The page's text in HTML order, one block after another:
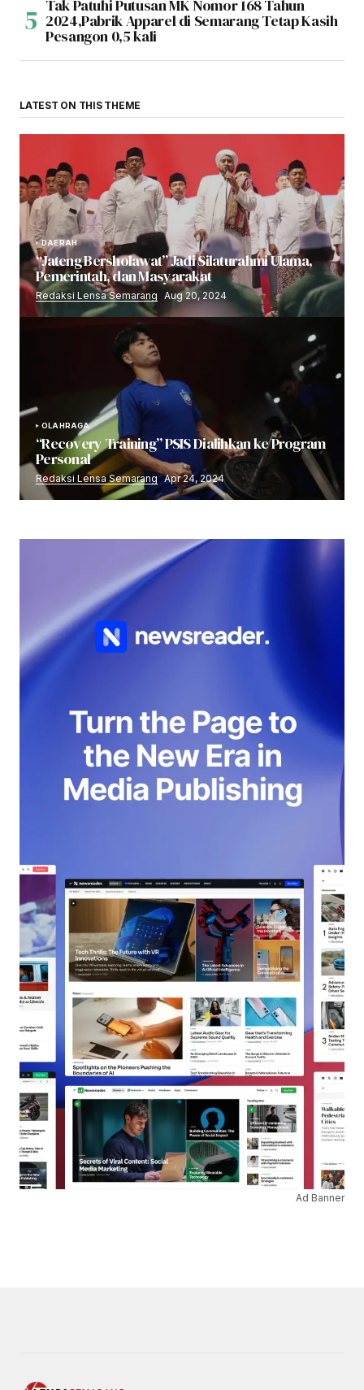
Tak Patuhi Putusan MK Nomor 168 Tahun
2024,Pabrik Apparel di Semarang Tetap Kasih
Pesangon 0,5 kali
LATEST ON THIS THEME
DAERAH
“Jateng Bersholawat” Jadi Silaturahmi Ulama,
Pemerintah, dan Masyarakat
Redaksi Lensa Semarang Aug 20, 2024
OLAHRAGA
“Recovery Training” PSIS Dialihkan ke Program
Personal
Redaksi Lensa Semarang Apr 24, 2024
Ad Banner